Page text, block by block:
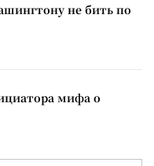
не бить по
мифа о